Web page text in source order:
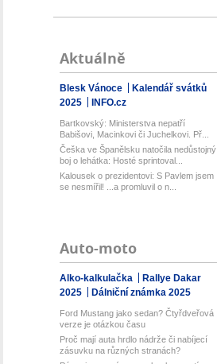
Aktuálně
Blesk Vánoce
Kalendář svátků
2025
INFO.cz
Bartkovský: Ministerstva nepatří
Babišovi, Macinkovi či Juchelkovi. Př...
Češka ve Španělsku natočila nedůstojný
boj o lehátka: Hosté sprintoval...
Kalousek o prezidentovi: S Pavlem jsem
se nesmířil! ...a promluvil o n...
Auto-moto
Alko-kalkulačka
Rallye Dakar
2025
Dálniční známka 2025
Ford Mustang jako sedan? Čtyřdveřová
verze je otázkou času
Proč mají auta hrdlo nádrže či nabíjecí
zásuvku na různých stranách?